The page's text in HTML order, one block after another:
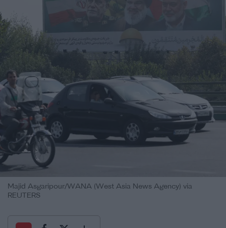
Majid Asgaripour/WANA (West Asia News Agency) via
REUTERS